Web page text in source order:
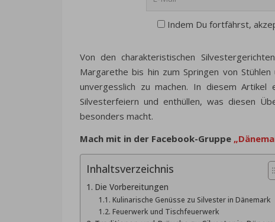
Indem Du fortfährst,
Von den charakteristischen
Margarethe bis hin zum Springen von
unvergesslich zu machen. In diesem
Silvesterfeiern und enthüllen, was diesen
besonders macht.
Mach mit in der Facebook-Gruppe
Inhaltsverzeichnis
Die Vorbereitungen
Kulinarische Genüsse zu Silvester in Dänemark
Feuerwerk und Tischfeuerwerk